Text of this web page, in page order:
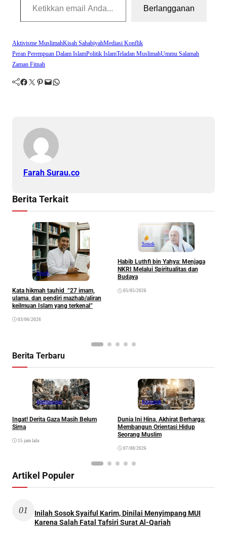
Berlangganan
Aktivisme MuslimahKisah SahabiyahMediasi Konflik
Peran Perempuan Dalam IslamPolitik IslamTeladan MuslimahUmmu Salamah
Zaman Fitnah
Facebook Twitter Pinterest Mail WhatsApp
Farah Surau.co
Berita Terkait
Sosok
Kata hikmah tauhid “27 imam,
ulama, dan pendiri mazhab/aliran
keilmuan Islam yang terkenal”
03/06/2026
Sosok
Habib Luthfi bin Yahya: Menjaga
NKRI Melalui Spiritualitas dan
Budaya
05/05/2026
Berita Terbaru
Internasional
Ingat! Derita Gaza Masih Belum
Sirna
15 jam lalu
Khazanah
Dunia Ini Hina, Akhirat Berharga:
Membangun Orientasi Hidup
Seorang Muslim
07/08/2026
Artikel Populer
01
Inilah Sosok Syaiful Karim, Dinilai Menyimpang MUI
Karena Salah Fatal Tafsiri Surat Al-Qariah